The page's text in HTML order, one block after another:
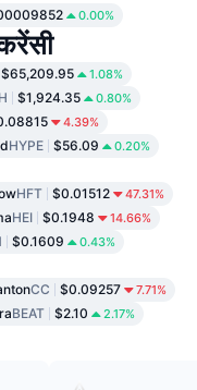
0.00%
$65,209.95 1.08%
$1,924.35 0.80%
4.39%
HYPE $56.09 0.20%
HFT $0.01512 47.31%
HEI $0.1948 14.66%
$0.1609 0.43%
CC $0.09257 7.71%
BEAT $2.10 2.17%